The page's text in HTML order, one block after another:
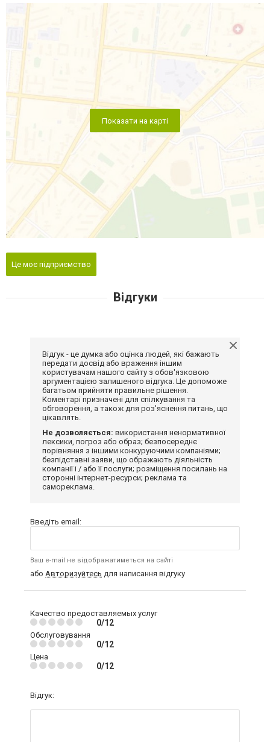
Показати на карті
Це моє підприємство
Відгуки
Відгук - це думка або оцінка людей, які бажають
передати досвід або враження іншим
користувачам нашого сайту з обов'язковою
аргументацією залишеного відгука. Це допоможе
багатьом прийняти правильне рішення.
Коментарі призначені для спілкування та
обговорення, а також для роз'яснення питань, що
цікавлять.
Не дозволяється: використання ненормативної
лексики, погроз або образ; безпосереднє
порівняння з іншими конкуруючими компаніями;
безпідставні заяви, що ображають діяльність
компанії і / або її послуги; розміщення посилань на
сторонні інтернет-ресурси; реклама та
самореклама.
Введіть email:
Ваш e-mail не відображатиметься на сайті
або Авторизуйтесь для написання відгуку
Качество предоставляемых услуг
0/12
Обслуговування
0/12
Цена
0/12
Відгук: